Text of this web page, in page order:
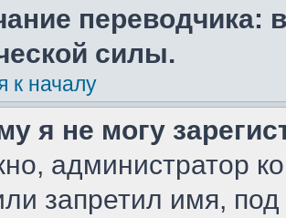
переводчика:
силы.
к началу
я не могу
администратор
запретил имя,